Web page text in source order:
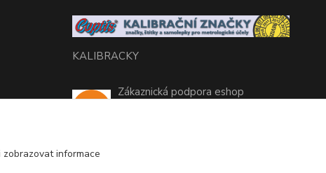
KALIBRACKY
Zákaznická podpora eshop
coptis@coptis.cz
zobrazovat informace